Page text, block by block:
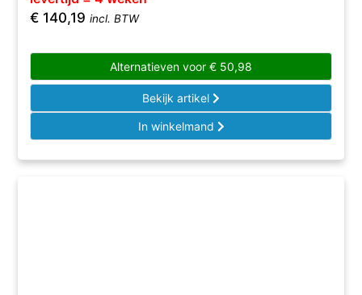
€ 140,19 incl. BTW
Alternatieven voor € 50,98
Bekijk artikel
In winkelmand